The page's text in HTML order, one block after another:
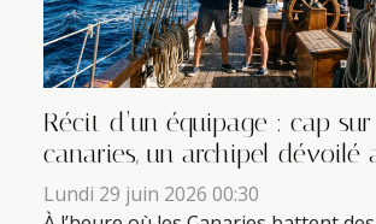
Récit d’un équipage : cap sur
canaries, un archipel dévoilé
Lundi 29 juin 2026 00:30